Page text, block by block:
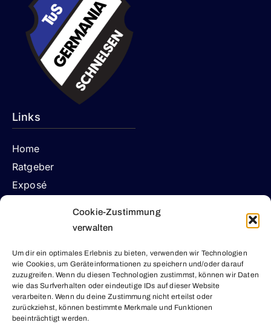
Cookie-Zustimmung
verwalten
Um dir ein optimales Erlebnis zu bieten, verwenden wir Technologien
wie Cookies, um Geräteinformationen zu speichern und/oder darauf
zuzugreifen. Wenn du diesen Technologien zustimmst, können wir Daten
wie das Surfverhalten oder eindeutige IDs auf dieser Website
verarbeiten. Wenn du deine Zustimmung nicht erteilst oder
zurückziehst, können bestimmte Merkmale und Funktionen
beeinträchtigt werden.
Links
Home
Ratgeber
Exposé
Rechtliches
Impressum
Datenschutz